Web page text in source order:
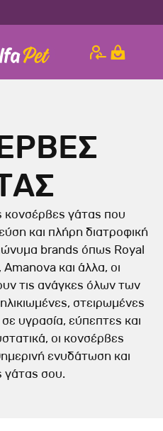
κονσέρβες γάτας που
και πλήρη διατροφική
brands όπως Royal
και άλλα, οι
τις ανάγκες όλων των
στειρωμένες
υγρασία, εύπεπτες και
οι κονσέρβες
ενυδάτωση και
γάτας σου.